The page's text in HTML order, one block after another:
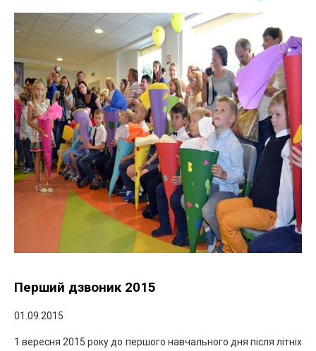
Перший дзвоник 2015
01.09.2015
1 вересня 2015 року до першого навчального дня після літніх